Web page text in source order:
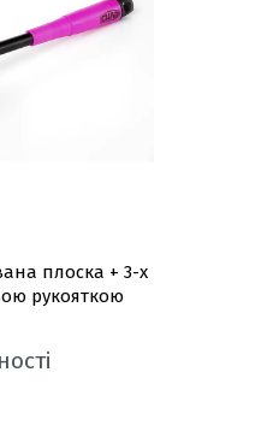
плоска + 3-х
рукояткою